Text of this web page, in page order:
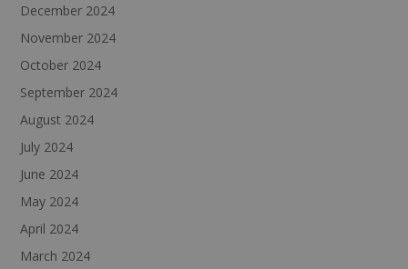
December 2024
November 2024
October 2024
September 2024
August 2024
July 2024
June 2024
May 2024
April 2024
March 2024